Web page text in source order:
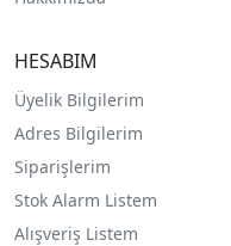
HESABIM
Üyelik Bilgilerim
Adres Bilgilerim
Siparişlerim
Stok Alarm Listem
Alışveriş Listem